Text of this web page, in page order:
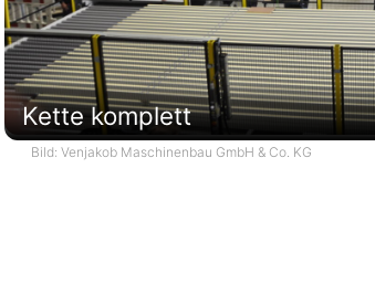
Kette komplett
Bild: Venjakob Maschinenbau GmbH & Co. KG